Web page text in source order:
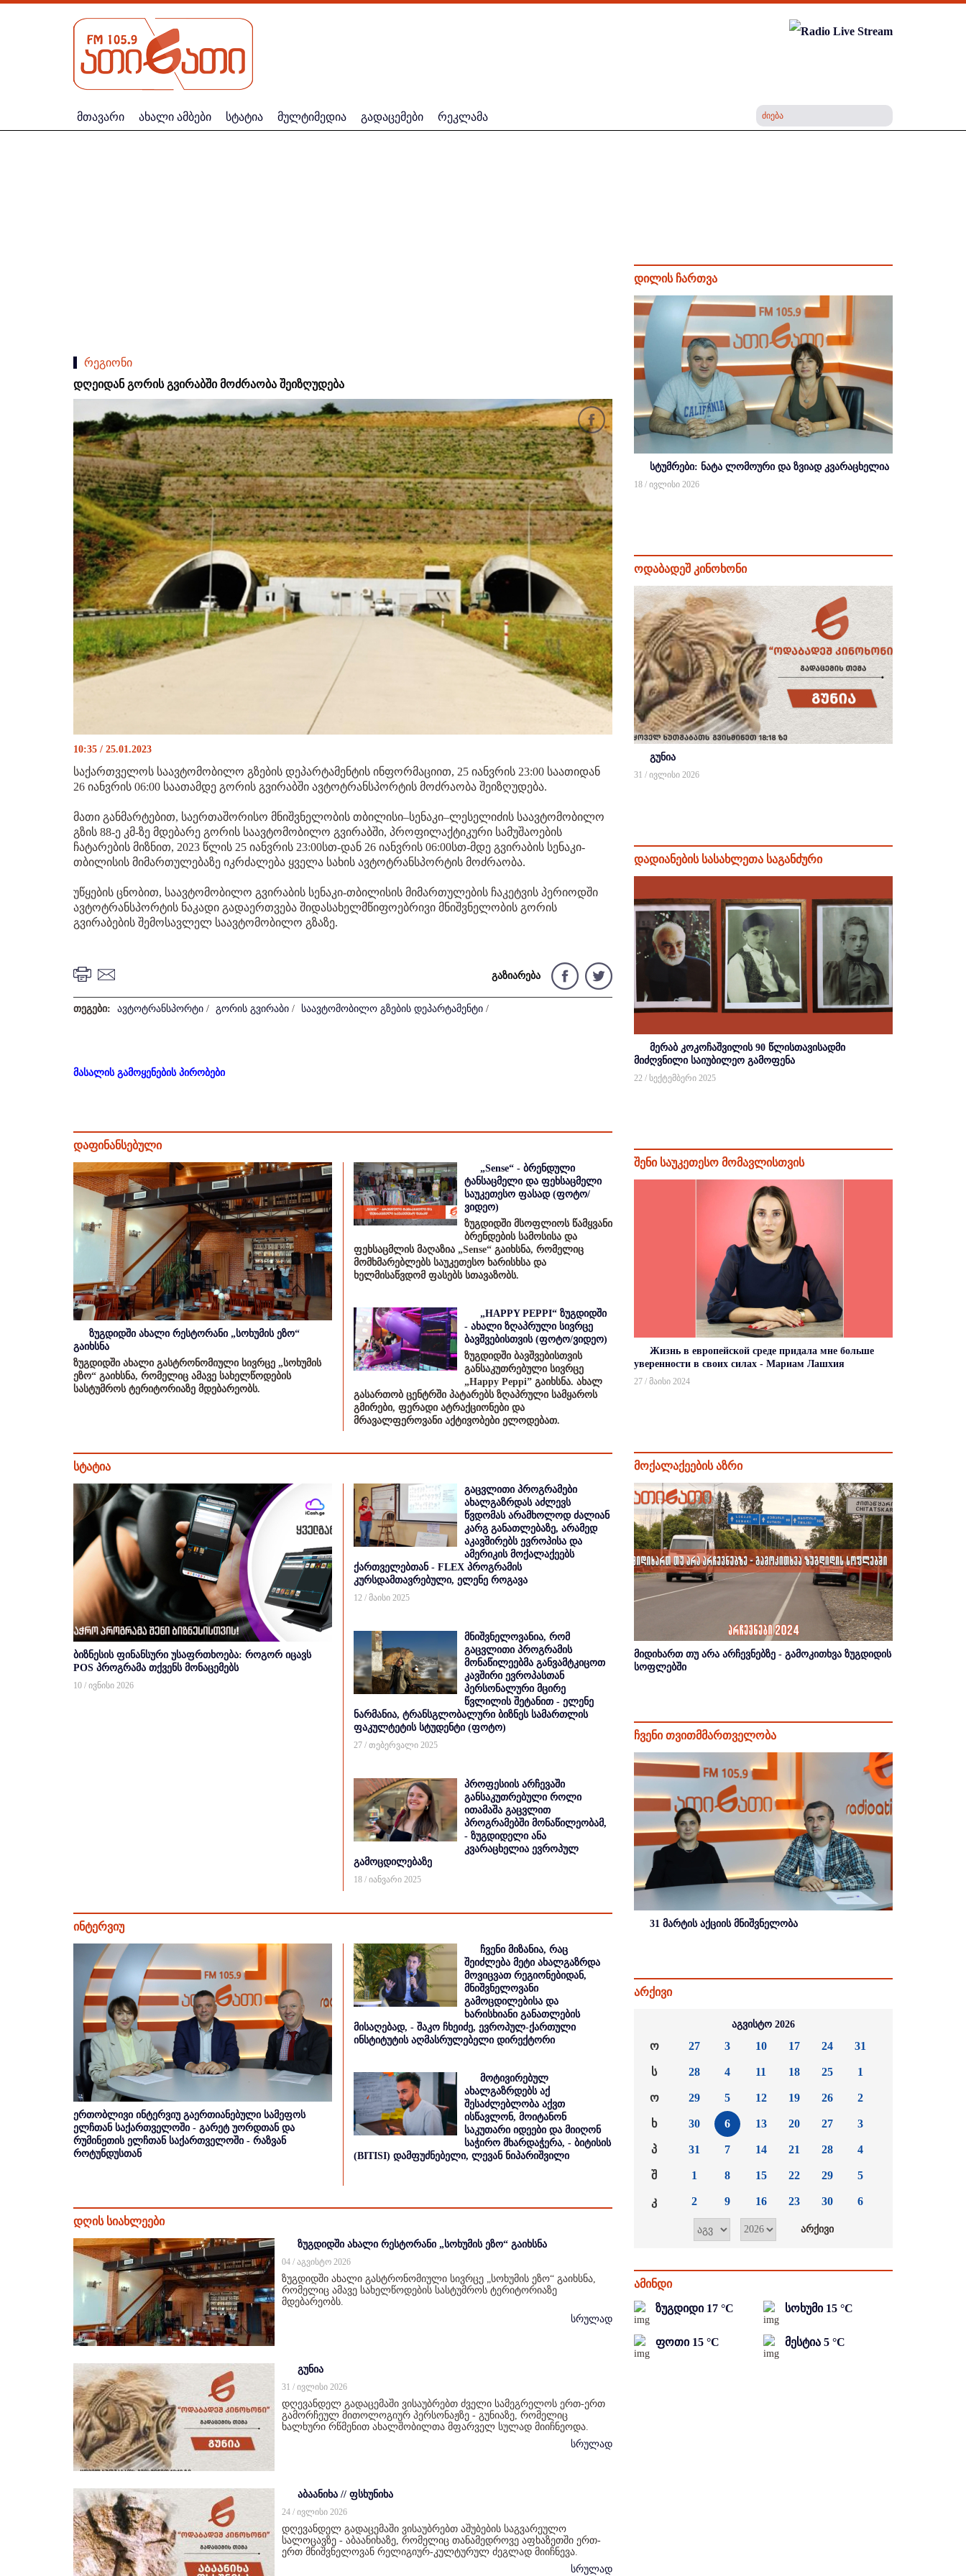
მთავარი ახალი ამბები სტატია მულტიმედია გადაცემები რეკლამა
რეგიონი
დღეიდან გორის გვირაბში მოძრაობა შეიზღუდება
10:35 / 25.01.2023
საქართველოს საავტომობილო გზების დეპარტამენტის ინფორმაციით, 25 იანვრის 23:00 საათიდან
26 იანვრის 06:00 საათამდე გორის გვირაბში ავტოტრანსპორტის მოძრაობა შეიზღუდება.
მათი განმარტებით, საერთაშორისო მნიშვნელობის თბილისი–სენაკი–ლესელიძის საავტომობილო
გზის 88-ე კმ-ზე მდებარე გორის საავტომობილო გვირაბში, პროფილაქტიკური სამუშაოების
ჩატარების მიზნით, 2023 წლის 25 იანვრის 23:00სთ-დან 26 იანვრის 06:00სთ-მდე გვირაბის სენაკი-
თბილისის მიმართულებაზე იკრძალება ყველა სახის ავტოტრანსპორტის მოძრაობა.
უწყების ცნობით, საავტომობილო გვირაბის სენაკი-თბილისის მიმართულების ჩაკეტვის პერიოდში
ავტოტრანსპორტის ნაკადი გადაერთვება შიდასახელმწიფოებრივი მნიშვნელობის გორის
გვირაბების შემოსავლელ საავტომობილო გზაზე.
გაზიარება
თეგები: ავტოტრანსპორტი / გორის გვირაბი / საავტომობილო გზების დეპარტამენტი /
მასალის გამოყენების პირობები
დაფინანსებული
ზუგდიდში ახალი რესტორანი „სოხუმის ეზო“
გაიხსნა
ზუგდიდში ახალი გასტრონომიული სივრცე „სოხუმის
ეზო“ გაიხსნა, რომელიც ამავე სახელწოდების
სასტუმროს ტერიტორიაზე მდებარეობს.
„Sense“ - ბრენდული
ტანსაცმელი და ფეხსაცმელი
საუკეთესო ფასად (ფოტო/
ვიდეო)
ზუგდიდში მსოფლიოს წამყვანი
ბრენდების სამოსისა და
ფეხსაცმლის მაღაზია „Sense“ გაიხსნა, რომელიც
მომხმარებლებს საუკეთესო ხარისხსა და
ხელმისაწვდომ ფასებს სთავაზობს.
„HAPPY PEPPI“ ზუგდიდში
- ახალი ზღაპრული სივრცე
ბავშვებისთვის (ფოტო/ვიდეო)
ზუგდიდში ბავშვებისთვის
განსაკუთრებული სივრცე
„Happy Peppi” გაიხსნა. ახალ
გასართობ ცენტრში პატარებს ზღაპრული სამყაროს
გმირები, ფერადი ატრაქციონები და
მრავალფეროვანი აქტივობები ელოდებათ.
სტატია
ბიზნესის ფინანსური უსაფრთხოება: როგორ იცავს
POS პროგრამა თქვენს მონაცემებს
10 / ივნისი 2026
გაცვლითი პროგრამები
ახალგაზრდას აძლევს
წვდომას არამხოლოდ ძალიან
კარგ განათლებაზე, არამედ
აკავშირებს ევროპისა და
ამერიკის მოქალაქეებს
ქართველებთან - FLEX პროგრამის
კურსდამთავრებული, ელენე როგავა
12 / მაისი 2025
მნიშვნელოვანია, რომ
გაცვლითი პროგრამის
მონაწილეებმა განვამტკიცოთ
კავშირი ევროპასთან
პერსონალური მცირე
წვლილის შეტანით - ელენე
ნარმანია, ტრანსგლობალური ბიზნეს სამართლის
ფაკულტეტის სტუდენტი (ფოტო)
27 / თებერვალი 2025
პროფესიის არჩევაში
განსაკუთრებული როლი
ითამაშა გაცვლით
პროგრამებში მონაწილეობამ,
- ზუგდიდელი ანა
კვარაცხელია ევროპულ
გამოცდილებაზე
18 / იანვარი 2025
ინტერვიუ
ერთობლივი ინტერვიუ გაერთიანებული სამეფოს
ელჩთან საქართველოში - გარეტ უორდთან და
რუმინეთის ელჩთან საქართველოში - რაზვან
როტუნდუსთან
ჩვენი მიზანია, რაც
შეიძლება მეტი ახალგაზრდა
მოვიცვათ რეგიონებიდან,
მნიშვნელოვანი
გამოცდილებისა და
ხარისხიანი განათლების
მისაღებად, - შაკო ჩხეიძე, ევროპულ-ქართული
ინსტიტუტის აღმასრულებელი დირექტორი
მოტივირებულ
ახალგაზრდებს აქ
შესაძლებლობა აქვთ
ისწავლონ, მოიტანონ
საკუთარი იდეები და მიიღონ
საჭირო მხარდაჭერა, - ბიტისის
(BITISI) დამფუძნებელი, ლევან ნიპარიშვილი
დღის სიახლეები
ზუგდიდში ახალი რესტორანი „სოხუმის ეზო“ გაიხსნა
04 / აგვისტო 2026
ზუგდიდში ახალი გასტრონომიული სივრცე „სოხუმის ეზო“ გაიხსნა,
რომელიც ამავე სახელწოდების სასტუმროს ტერიტორიაზე
მდებარეობს.
სრულად
გუნია
31 / ივლისი 2026
დღევანდელ გადაცემაში ვისაუბრებთ ძველი სამეგრელოს ერთ-ერთ
გამორჩეულ მითოლოგიურ პერსონაჟზე - გუნიაზე, რომელიც
ხალხური რწმენით ახალშობილთა მფარველ სულად მიიჩნეოდა.
სრულად
აბაანიხა // ფსხუნიხა
24 / ივლისი 2026
დღევანდელ გადაცემაში ვისაუბრებთ აშუბების საგვარეულო
სალოცავზე - აბაანიხაზე, რომელიც თანამედროვე აფხაზეთში ერთ-
ერთ მნიშვნელოვან რელიგიურ-კულტურულ ძეგლად მიიჩნევა.
სრულად
დილის ჩართვა
სტუმრები: ნატა ლომოური და ზვიად კვარაცხელია
18 / ივლისი 2026
ოდაბადეშ კინოხონი
გუნია
31 / ივლისი 2026
დადიანების სასახლეთა საგანძური
მერაბ კოკოჩაშვილის 90 წლისთავისადმი
მიძღვნილი საიუბილეო გამოფენა
22 / სექტემბერი 2025
შენი საუკეთესო მომავლისთვის
Жизнь в европейской среде придала мне больше
уверенности в своих силах - Мариам Лашхия
27 / მაისი 2024
მოქალაქეების აზრი
მიდიხართ თუ არა არჩევნებზე - გამოკითხვა ზუგდიდის
სოფლებში
ჩვენი თვითმმართველობა
31 მარტის აქციის მნიშვნელობა
არქივი
აგვისტო 2026
ო
ს
ო
ხ
პ
შ
კ
27
28
29
30
31
1
2
3
4
5
6
7
8
9
10
11
12
13
14
15
16
17
18
19
20
21
22
23
24
25
26
27
28
29
30
31
1
2
3
4
5
6
ამინდი
ზუგდიდი 17 °C სოხუმი 15 °C
ფოთი 15 °C მესტია 5 °C